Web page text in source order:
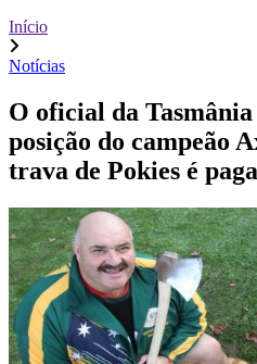
Início
Notícias
O oficial da
posição do campeão
trava de Pokies é paga